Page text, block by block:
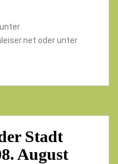
unter
oder unter
Stadt
August